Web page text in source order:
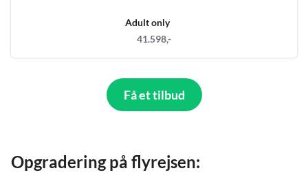
Adult only
41.598,-
Få et tilbud
Opgradering på flyrejsen: